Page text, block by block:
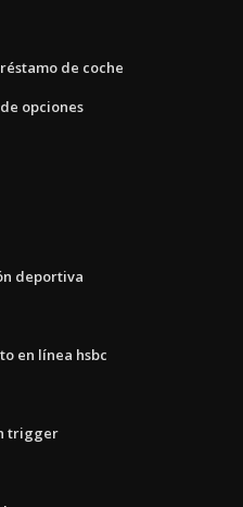
de coche
opciones
deportiva
en línea hsbc
trigger